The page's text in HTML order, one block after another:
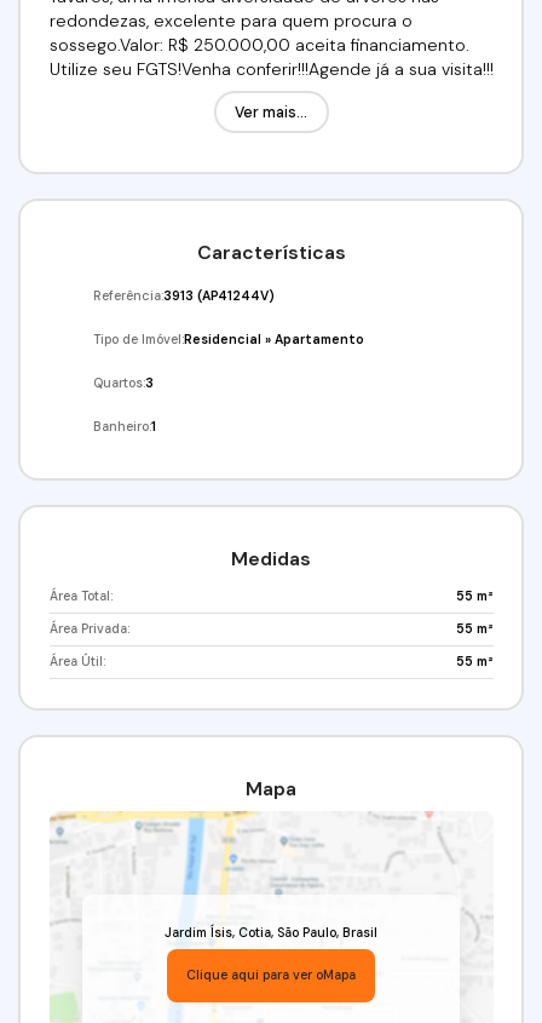
redondezas, excelente para quem procura o
sossego.Valor: R$ 250.000,00 aceita financiamento.
Utilize seu FGTS!Venha conferir!!!Agende já a sua visita!!!
(11) 98211-2565 / (11) 97417-8061Imobiliária Alfa
Negócios.CRECI: 34.726-JVer mais...
Características
Referência:3913 (AP41244V)
Tipo de Imóvel:Residencial »Apartamento
Quartos:3
Banheiro:1
Medidas
Área Total: 55 m²
Área Privada: 55 m²
Área Útil: 55 m²
Mapa
Jardim Ísis, Cotia, São Paulo, Brasil
Clique aqui para ver oMapa